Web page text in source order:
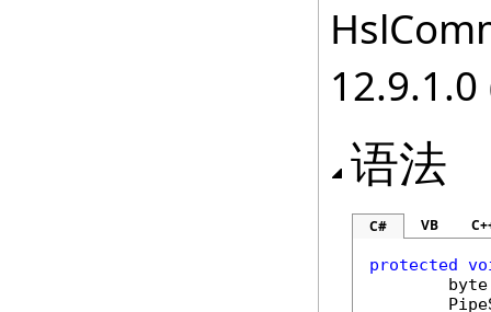
语法
C# VB
protected
byte